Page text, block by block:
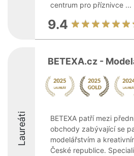
centrum pro příznivce ...
9.4
Laureáti
BETEXA.cz -
BETEXA patří mezi
obchody zabývající se
modelářstvím a
České republice.